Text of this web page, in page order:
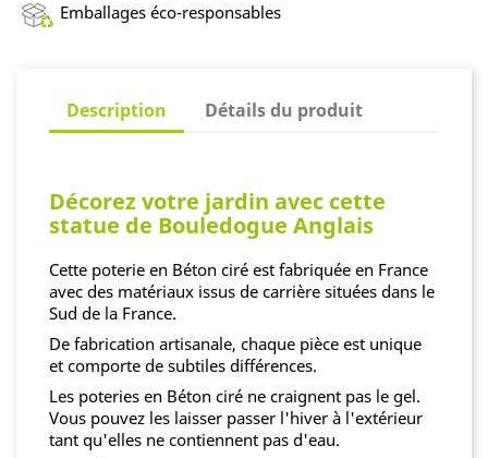
Emballages éco-responsables
Description Détails du produit
Décorez votre jardin avec cette
statue de Bouledogue Anglais
Cette poterie en Béton ciré est fabriquée en France
avec des matériaux issus de carrière situées dans le
Sud de la France.
De fabrication artisanale, chaque pièce est unique
et comporte de subtiles différences.
Les poteries en Béton ciré ne craignent pas le gel.
Vous pouvez les laisser passer l'hiver à l'extérieur
tant qu'elles ne contiennent pas d'eau.